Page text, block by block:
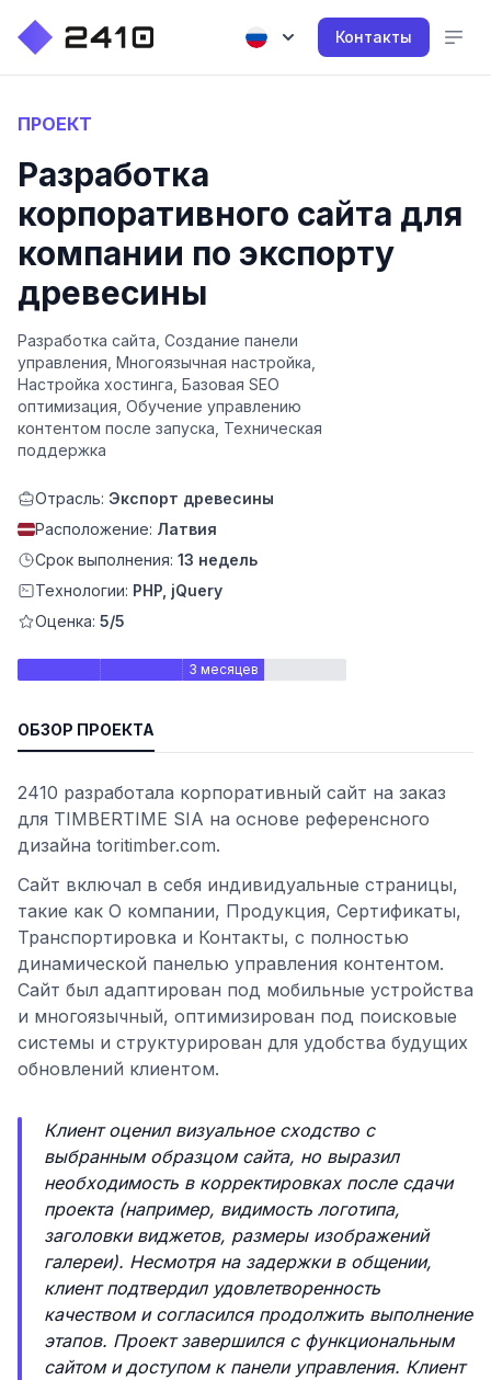
Контакты
ПРОЕКТ
Разработка
корпоративного сайта для
компании по экспорту
древесины
Разработка сайта, Создание панели
управления, Многоязычная настройка,
Настройка хостинга, Базовая SEO
оптимизация, Обучение управлению
контентом после запуска, Техническая
поддержка
Отрасль: Экспорт древесины
Расположение: Латвия
Срок выполнения: 13 недель
Технологии: PHP, jQuery
Оценка: 5/5
3 месяцев
ОБЗОР ПРОЕКТА
2410 разработала корпоративный сайт на заказ
для TIMBERTIME SIA на основе референсного
дизайна toritimber.com.
Сайт включал в себя индивидуальные страницы,
такие как О компании, Продукция, Сертификаты,
Транспортировка и Контакты, с полностью
динамической панелью управления контентом.
Сайт был адаптирован под мобильные устройства
и многоязычный, оптимизирован под поисковые
системы и структурирован для удобства будущих
обновлений клиентом.
Клиент оценил визуальное сходство с
выбранным образцом сайта, но выразил
необходимость в корректировках после сдачи
проекта (например, видимость логотипа,
заголовки виджетов, размеры изображений
галереи). Несмотря на задержки в общении,
клиент подтвердил удовлетворенность
качеством и согласился продолжить выполнение
этапов. Проект завершился с функциональным
сайтом и доступом к панели управления. Клиент